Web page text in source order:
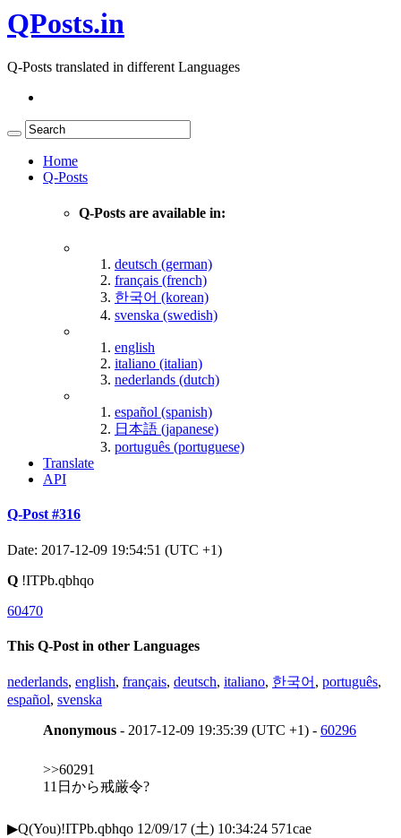
QPosts.in
Q-Posts translated in different Languages
Home
Q-Posts
Q-Posts are available in:
deutsch (german)
français (french)
한국어 (korean)
svenska (swedish)
english
italiano (italian)
nederlands (dutch)
español (spanish)
日本語 (japanese)
português (portuguese)
Translate
API
Q-Post #316
Date: 2017-12-09 19:54:51 (UTC +1)
Q !ITPb.qbhqo
60470
This Q-Post in other Languages
nederlands, english, français, deutsch, italiano, 한국어 , português,
español, svenska
Anonymous - 2017-12-09 19:35:39 (UTC +1) - 60296
>>60291
11日から戒厳令?
▶Q(You)!ITPb.qbhqo 12/09/17 (土) 10:34:24 571cae